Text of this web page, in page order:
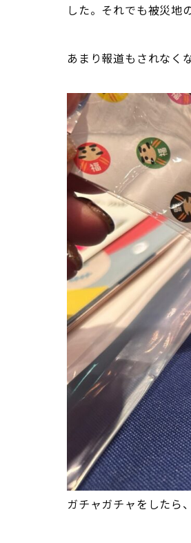
した。それでも被災地
あまり報道もされなく
ガチャガチャをしたら